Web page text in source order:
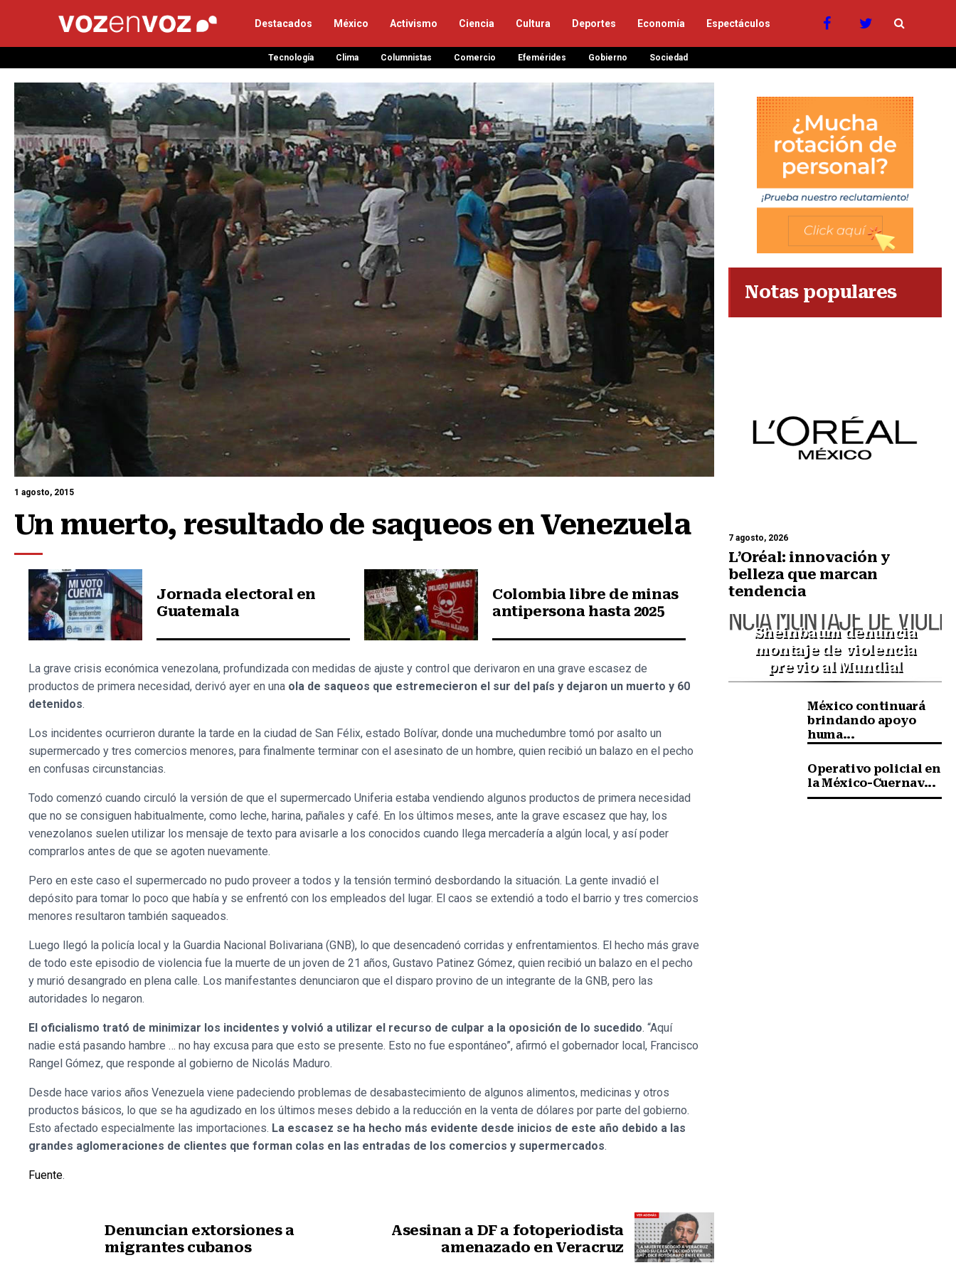
Destacados México Activismo Ciencia Cultura Deportes Economía Espectáculos
Tecnología Clima Columnistas Comercio Efemérides Gobierno Sociedad
1 agosto, 2015
Un muerto, resultado de saqueos en Venezuela
Jornada electoral en
Guatemala
Colombia libre de minas
antipersona hasta 2025
La grave crisis económica venezolana, profundizada con medidas de ajuste y control que derivaron en una grave escasez de
productos de primera necesidad, derivó ayer en una ola de saqueos que estremecieron el sur del país y dejaron un muerto y 60
detenidos.
Los incidentes ocurrieron durante la tarde en la ciudad de San Félix, estado Bolívar, donde una muchedumbre tomó por asalto un
supermercado y tres comercios menores, para finalmente terminar con el asesinato de un hombre, quien recibió un balazo en el pecho
en confusas circunstancias.
Todo comenzó cuando circuló la versión de que el supermercado Uniferia estaba vendiendo algunos productos de primera necesidad
que no se consiguen habitualmente, como leche, harina, pañales y café. En los últimos meses, ante la grave escasez que hay, los
venezolanos suelen utilizar los mensaje de texto para avisarle a los conocidos cuando llega mercadería a algún local, y así poder
comprarlos antes de que se agoten nuevamente.
Pero en este caso el supermercado no pudo proveer a todos y la tensión terminó desbordando la situación. La gente invadió el
depósito para tomar lo poco que había y se enfrentó con los empleados del lugar. El caos se extendió a todo el barrio y tres comercios
menores resultaron también saqueados.
Luego llegó la policía local y la Guardia Nacional Bolivariana (GNB), lo que desencadenó corridas y enfrentamientos. El hecho más grave
de todo este episodio de violencia fue la muerte de un joven de 21 años, Gustavo Patinez Gómez, quien recibió un balazo en el pecho
y murió desangrado en plena calle. Los manifestantes denunciaron que el disparo provino de un integrante de la GNB, pero las
autoridades lo negaron.
El oficialismo trató de minimizar los incidentes y volvió a utilizar el recurso de culpar a la oposición de lo sucedido. “Aquí
nadie está pasando hambre … no hay excusa para que esto se presente. Esto no fue espontáneo”, afirmó el gobernador local, Francisco
Rangel Gómez, que responde al gobierno de Nicolás Maduro.
Desde hace varios años Venezuela viene padeciendo problemas de desabastecimiento de algunos alimentos, medicinas y otros
productos básicos, lo que se ha agudizado en los últimos meses debido a la reducción en la venta de dólares por parte del gobierno.
Esto afectado especialmente las importaciones. La escasez se ha hecho más evidente desde inicios de este año debido a las
grandes aglomeraciones de clientes que forman colas en las entradas de los comercios y supermercados.
Fuente.
Denuncian extorsiones a
migrantes cubanos
Asesinan a DF a fotoperiodista
amenazado en Veracruz
Notas populares
7 agosto, 2026
L’Oréal: innovación y
belleza que marcan
tendencia
Sheinbaum denuncia
montaje de violencia
previo al Mundial
México continuará
brindando apoyo
huma...
Operativo policial en
la México-Cuernav...